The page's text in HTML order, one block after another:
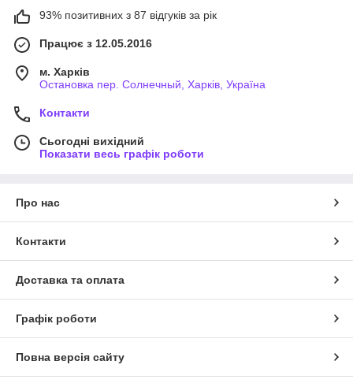
93% позитивних з 87 відгуків за рік
Працює з 12.05.2016
м. Харків
Остановка пер. Солнечный, Харків, Україна
Контакти
Сьогодні вихідний
Показати весь графік роботи
Про нас
Контакти
Доставка та оплата
Графік роботи
Повна версія сайту